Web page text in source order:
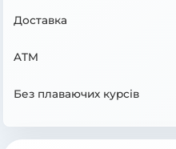
Доставка
ATM
Без плаваючих курсів